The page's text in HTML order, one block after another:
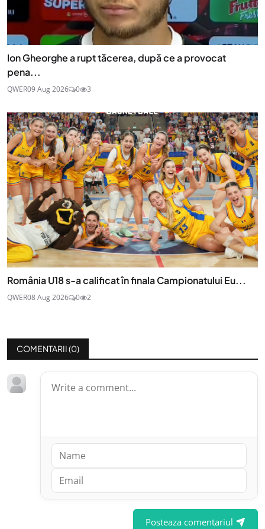
Ion Gheorghe a rupt tăcerea, după ce a provocat
pena...
QWER09 Aug 2026 0 3
România U18 s-a calificat în finala Campionatului Eu...
QWER08 Aug 2026 0 2
COMENTARII (0)
Posteaza comentariul